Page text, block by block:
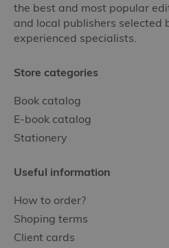
the best and most popular
and local publishers selected
experienced specialists.
Store categories
Book catalog
E-book catalog
Stationery
Useful information
How to order?
Shoping terms
Client cards